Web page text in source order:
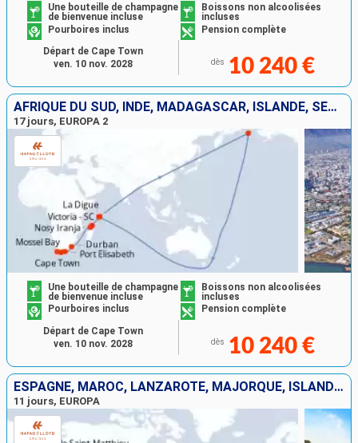
Une bouteille de champagne
de bienvenue incluse
Boissons non alcoolisées
incluses
Pourboires inclus
Pension complète
dès 10 240 €
Départ de Cape Town
ven. 10 nov. 2028
AFRIQUE DU SUD, INDE, MADAGASCAR, ISLANDE, SEYCHELLES
17 jours, EUROPA 2
Une bouteille de champagne
de bienvenue incluse
Boissons non alcoolisées
incluses
Pourboires inclus
Pension complète
dès 10 240 €
Départ de Cape Town
ven. 10 nov. 2028
ESPAGNE, MAROC, LANZAROTE, MAJORQUE, ISLANDE, PORTUGAL
11 jours, EUROPA